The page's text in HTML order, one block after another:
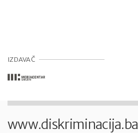
IZDAVAČ
www.diskriminacija.ba